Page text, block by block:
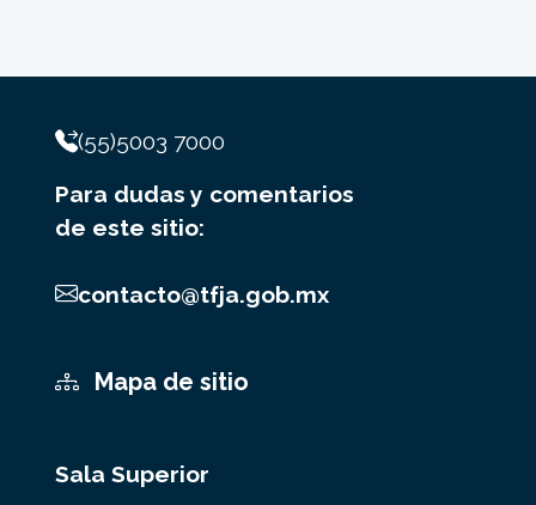
(55)5003 7000
Para dudas y comentarios
de este sitio:
contacto@tfja.gob.mx
Mapa de sitio
Sala Superior